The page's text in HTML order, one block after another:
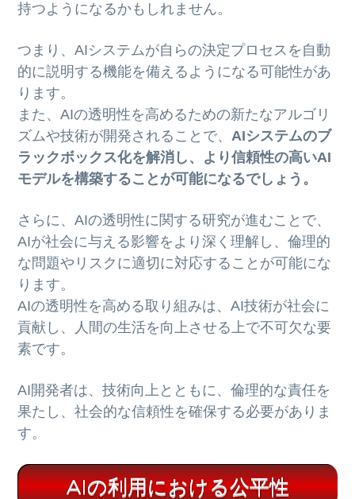
持つようになるかもしれません。
つまり、AIシステムが自らの決定プロセスを自動
的に説明する機能を備えるようになる可能性があ
ります。
また、AIの透明性を高めるための新たなアルゴリ
ズムや技術が開発されることで、AIシステムのブ
ラックボックス化を解消し、より信頼性の高いAI
モデルを構築することが可能になるでしょう。
さらに、AIの透明性に関する研究が進むことで、
AIが社会に与える影響をより深く理解し、倫理的
な問題やリスクに適切に対応することが可能にな
ります。
AIの透明性を高める取り組みは、AI技術が社会に
貢献し、人間の生活を向上させる上で不可欠な要
素です。
AI開発者は、技術向上とともに、倫理的な責任を
果たし、社会的な信頼性を確保する必要がありま
す。
AIの利用における公平性